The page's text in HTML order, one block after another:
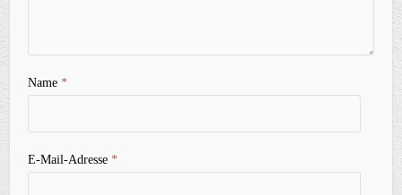
Name*
E-Mail-Adresse*